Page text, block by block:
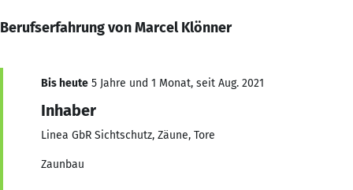
Berufserfahrung von Marcel Klönner
Bis heute 5 Jahre und 1 Monat, seit Aug. 2021
Inhaber
Linea GbR Sichtschutz, Zäune, Tore
Zaunbau